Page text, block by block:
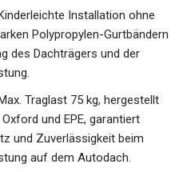
Installation ohne
Polypropylen-Gurtbändern
des Dachträgers und der
Traglast 75 kg, hergestellt
und EPE, garantiert
und Zuverlässigkeit beim
auf dem Autodach.